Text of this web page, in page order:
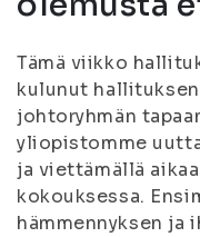
Tämä viikko
kulunut
johtoryhmän
yliopistomme
ja viettämällä
kokouksessa.
hämmennyksen